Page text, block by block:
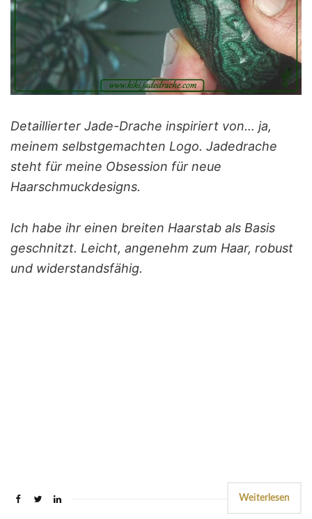
Detaillierter Jade-Drache inspiriert von… ja,
meinem selbstgemachten Logo. Jadedrache
steht für meine Obsession für neue
Haarschmuckdesigns.
Ich habe ihr einen breiten Haarstab als Basis
geschnitzt. Leicht, angenehm zum Haar, robust
und widerstandsfähig.
Weiterlesen